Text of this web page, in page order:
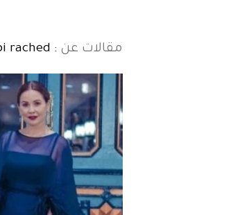
مقالات عن : raya abi rached